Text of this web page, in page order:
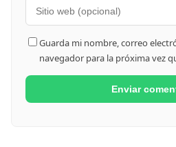
Guarda mi nombre, correo
navegador para la próxima vez